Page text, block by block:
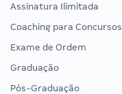
Assinatura Ilimitada
Coaching para Concursos
Exame de Ordem
Graduação
Pós-Graduação